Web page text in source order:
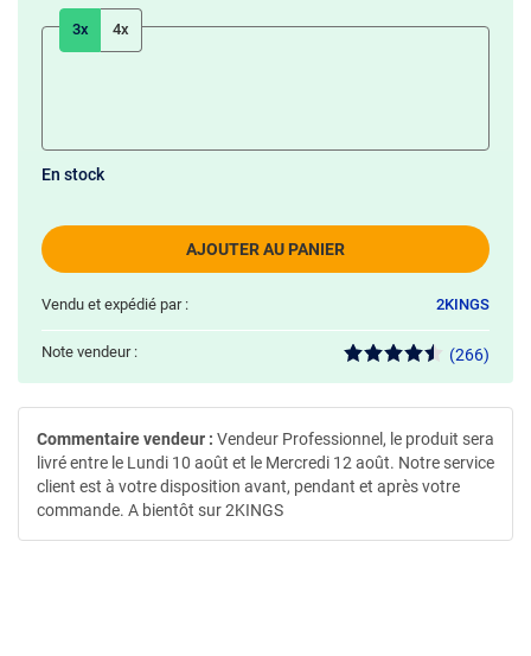
3x 4x
AJOUTER AU PANIER
En stock
Vendu et expédié par : 2KINGS
Note vendeur : (266)
Commentaire vendeur : Vendeur Professionnel, le produit sera
livré entre le Lundi 10 août et le Mercredi 12 août. Notre service
client est à votre disposition avant, pendant et après votre
commande. A bientôt sur 2KINGS